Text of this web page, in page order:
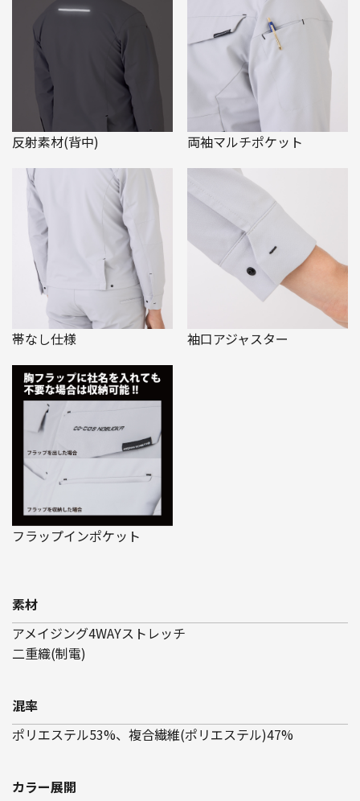
反射素材(背中) 両袖マルチポケット
帯なし仕様 袖口アジャスター
フラップインポケット
素材
アメイジング4WAYストレッチ
二重織(制電)
混率
ポリエステル53%、複合繊維(ポリエステル)47%
カラー展開